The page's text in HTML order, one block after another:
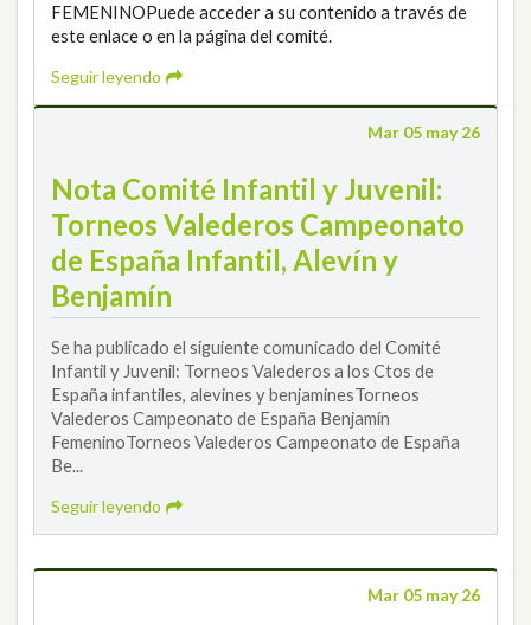
FEMENINOPuede acceder a su contenido a través de
este enlace o en la página del comité.
Seguir leyendo
Mar 05 may 26
Nota Comité Infantil y Juvenil:
Torneos Valederos Campeonato
de España Infantil, Alevín y
Benjamín
Se ha publicado el siguiente comunicado del Comité
Infantil y Juvenil: Torneos Valederos a los Ctos de
España infantiles, alevines y benjaminesTorneos
Valederos Campeonato de España Benjamín
FemeninoTorneos Valederos Campeonato de España
Be...
Seguir leyendo
Mar 05 may 26